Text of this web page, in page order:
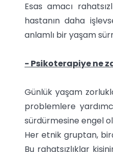
Esas amacı
hastanın daha
anlamlı bir yaşam
- Psikoterapiye ne
Günlük yaşam
problemlere
sürdürmesine engel
Her etnik gruptan,
Bu rahatsızlıklar